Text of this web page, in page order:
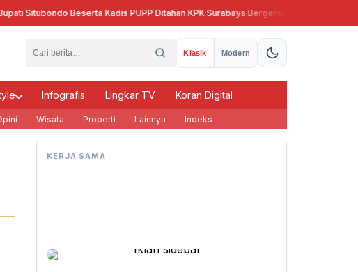
Situbondo Beserta Kadis PUPP Ditahan KPK·Surabaya Bergerak, Eri Cahyadi Bikin
Klasik Modern
Infografis Lingkar TV Koran Digital
Wisata Properti Lainnya Indeks
KERJA SAMA